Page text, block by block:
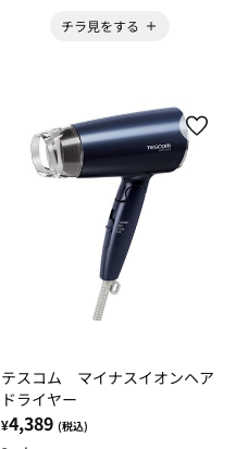
チラ見をする
テスコム マイナスイオンヘア
ドライヤー
¥4,389 (税込)